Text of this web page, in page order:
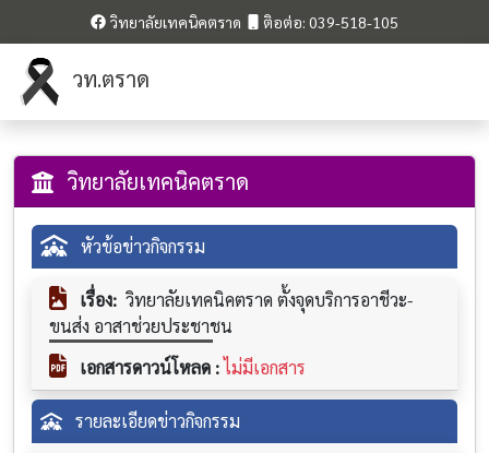
วิทยาลัยเทคนิคตราด ติอต่อ: 039-518-105
วท.ตราด
วิทยาลัยเทคนิคตราด
หัวข้อข่าวกิจกรรม
เรื่อง: วิทยาลัยเทคนิคตราด ตั้งจุดบริการอาชีวะ-
ขนส่ง อาสาช่วยประชาชน
เอกสารดาวน์โหลด : ไม่มีเอกสาร
รายละเอียดข่าวกิจกรรม